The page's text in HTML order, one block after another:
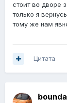
стоит во дворе
только я
тому же нам
Цитата